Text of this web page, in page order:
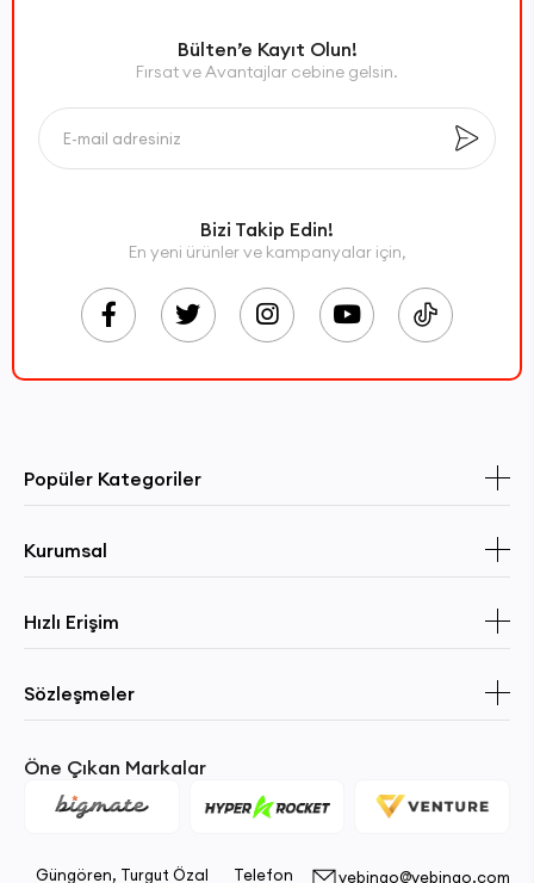
Bülten’e Kayıt Olun!
Fırsat ve Avantajlar cebine gelsin.
Bizi Takip Edin!
En yeni ürünler ve kampanyalar için,
Popüler Kategoriler
Kurumsal
Hızlı Erişim
Sözleşmeler
Öne Çıkan Markalar
Güngören, Turgut Özal Telefon vebingo@vebingo.com